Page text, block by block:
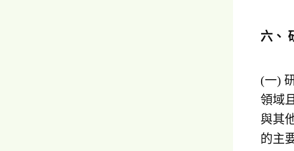
六、
(一)
領域
與其
的主